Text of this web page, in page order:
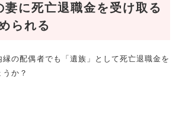
妻に死亡退職金を受け取る
られる
の配偶者でも「遺族」として死亡退職金を
か？